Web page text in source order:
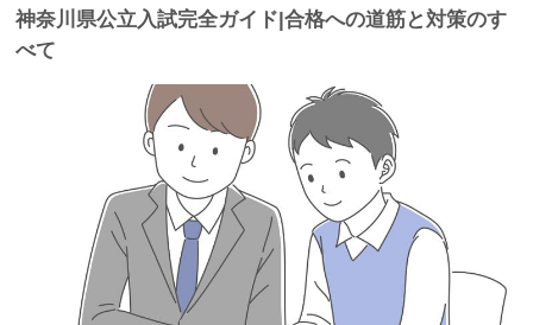
神奈川県公立入試完全ガイド|合格への道筋と対策のす
べて